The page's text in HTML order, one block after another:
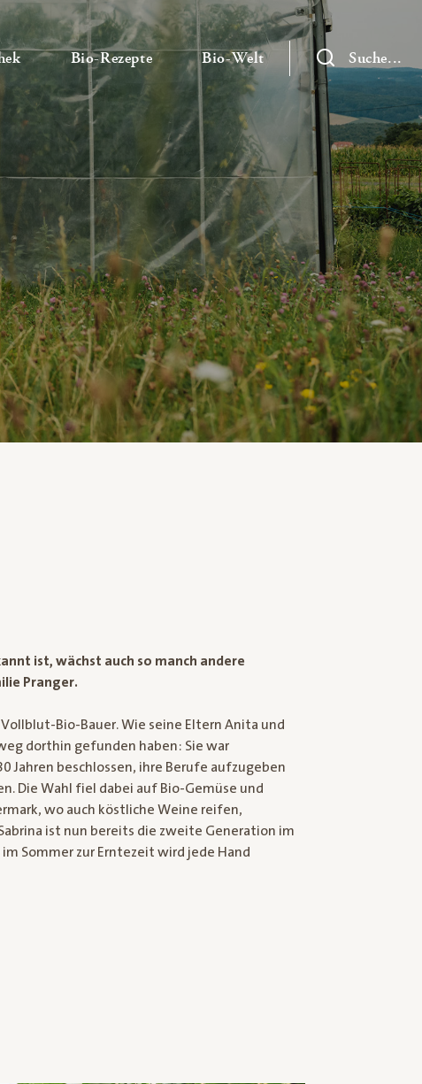
— Untermenü ausklappen
Bio-Rezepte— Untermenü ausklappen
Bio-Welt— UntermenüSuche...
ist, wächst auch so manch andere
Pranger.
Bio-Bauer. Wie seine Eltern Anita und
dorthin gefunden haben: Sie war
Jahren beschlossen, ihre Berufe aufzugeben
Die Wahl fiel dabei auf Bio-Gemüse und
wo auch köstliche Weine reifen,
ist nun bereits die zweite Generation im
Sommer zur Erntezeit wird jede Hand